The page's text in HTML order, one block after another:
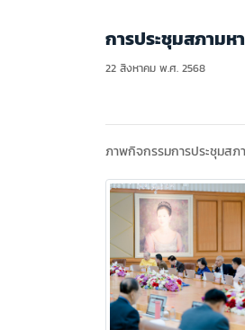
การประชุมสภาม
22 สิงหาคม พ.ศ. 2568
ภาพกิจกรรมการประชุมสภ